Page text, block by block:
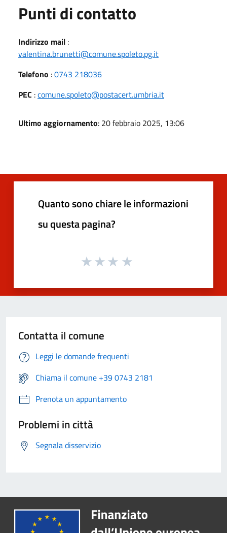
Punti di contatto
Indirizzo mail :
valentina.brunetti@comune.spoleto.pg.it
Telefono :0743 218036
PEC :comune.spoleto@postacert.umbria.it
Ultimo aggiornamento: 20 febbraio 2025, 13:06
Quanto sono chiare le informazioni
su questa pagina?
Contatta il comune
Leggi le domande frequenti
Chiama il comune +39 0743 2181
Prenota un appuntamento
Problemi in città
Segnala disservizio